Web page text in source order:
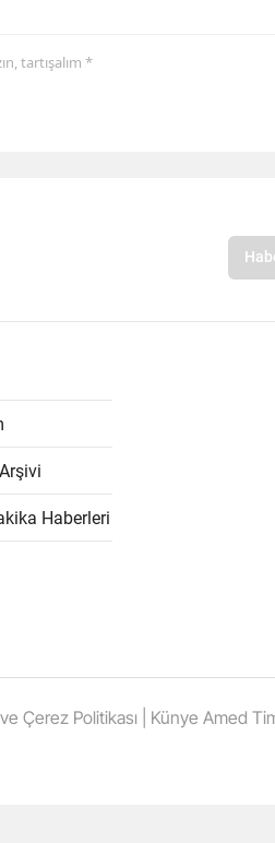
tartışalım *
Haberleri
Çerez Politikası | Künye Amed